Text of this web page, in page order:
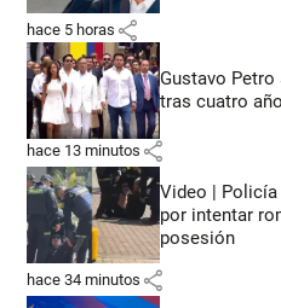
hace 5 horas share
Gustavo Petro
tras cuatro
hace 13 minutos share
Video | Policía
por intentar
posesión
hace 34 minutos share